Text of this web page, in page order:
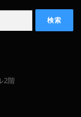
2階